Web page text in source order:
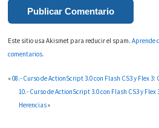
Este sitio usa Akismet para reducir el spam.Aprende
comentarios.
«08.- Curso de ActionScript 3.0 con Flash CS3 y Flex
10.- Curso de ActionScript 3.0 con Flash CS3 y
Herencias»